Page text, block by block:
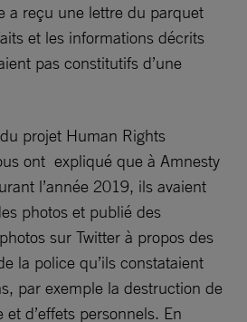
a reçu une lettre du parquet
et les informations décrits
pas constitutifs d’une
projet Human Rights
ont expliqué que à Amnesty
l’année 2019, ils avaient
photos et publié des
sur Twitter à propos des
la police qu’ils constataient
par exemple la destruction de
d’effets personnels. En